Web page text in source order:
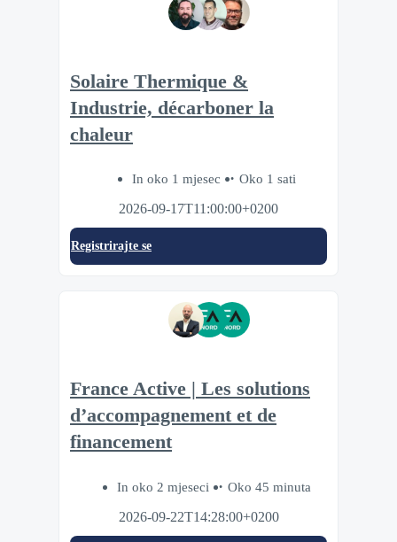
Solaire Thermique &
Industrie, décarboner la
chaleur
In oko 1 mjesec
Oko 1 sati
2026-09-17T11:00:00+0200
Registrirajte se
France Active | Les solutions
d’accompagnement et de
financement
In oko 2 mjeseci
Oko 45 minuta
2026-09-22T14:28:00+0200